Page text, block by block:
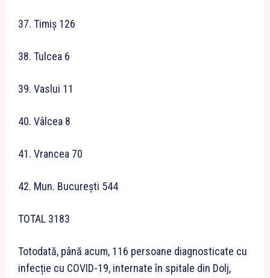
37. Timiș 126
38. Tulcea 6
39. Vaslui 11
40. Vâlcea 8
41. Vrancea 70
42. Mun. București 544
TOTAL 3183
Totodată, până acum, 116 persoane diagnosticate cu
infecție cu COVID-19, internate în spitale din Dolj,